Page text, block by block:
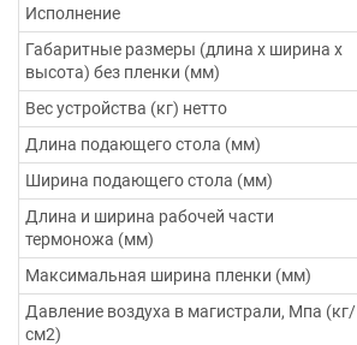
Исполнение
Габаритные размеры (длина х ширина х
высота) без пленки (мм)
Вес устройства (кг) нетто
Длина подающего стола (мм)
Ширина подающего стола (мм)
Длина и ширина рабочей части
термоножа (мм)
Максимальная ширина пленки (мм)
Давление воздуха в магистрали, Мпа (кг/
см2)